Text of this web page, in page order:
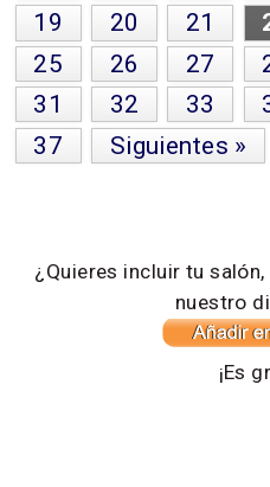
19 20 21
25
26 27
31
32 33
37
Siguientes »
¿Quieres incluir tu
nuestro
¡Es